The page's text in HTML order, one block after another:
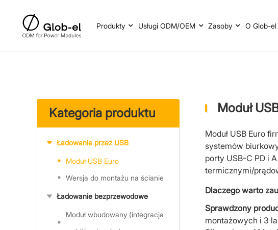
Produkty Usługi ODM/OEM Zasoby O Glob-el
Kategoria produktu
Ładowanie przez USB
Moduł USB Euro
Wersja do montażu na ścianie
Ładowanie bezprzewodowe
Moduł wbudowany (integracja
Moduł
Moduł USB Euro
systemów
porty USB-C PD i
termicznymi/
Dlaczego warto
Sprawdzony
montażowych i 3